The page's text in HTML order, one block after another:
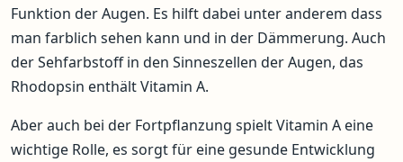
Funktion der Augen. Es hilft dabei unter anderem dass
man farblich sehen kann und in der Dämmerung. Auch
der Sehfarbstoff in den Sinneszellen der Augen, das
Rhodopsin enthält Vitamin A.
Aber auch bei der Fortpflanzung spielt Vitamin A eine
wichtige Rolle, es sorgt für eine gesunde Entwicklung